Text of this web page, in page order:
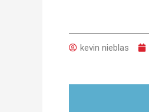
kevin nieblas